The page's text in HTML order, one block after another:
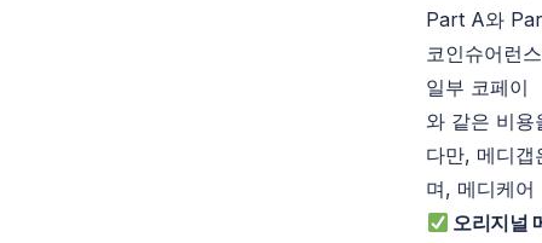
Part A와
코인슈어런스
일부 코페이
와 같은 비용
다만, 메디
며, 메디케
오리지널